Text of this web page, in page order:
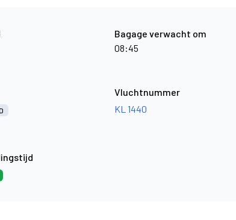
Bagage verwacht om
08:45
Vluchtnummer
KL 1440